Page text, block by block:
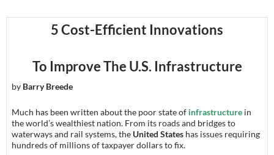
5 Cost-Efficient Innovations
To Improve The U.S. Infrastructure
by Barry Breede
Much has been written about the poor state of infrastructure in
the world’s wealthiest nation. From its roads and bridges to
waterways and rail systems, the United States has issues requiring
hundreds of millions of taxpayer dollars to fix.